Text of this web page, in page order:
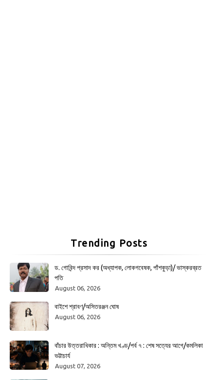
Trending Posts
ড. গোবিন্দ প্রসাদ কর (অধ্যাপক, লোকগবেষক, পাঁশকুড়া)/ ভাস্করব্রত
পতি
August 06, 2026
বাইশে শ্রাবণ/অসিতরঞ্জন ঘোষ
August 06, 2026
বাঁচার উত্তরাধিকার : অন্তিম খণ্ড/পর্ব ৭ : শেষ সত্যের আগে/কমলিকা
ভট্টাচার্য
August 07, 2026